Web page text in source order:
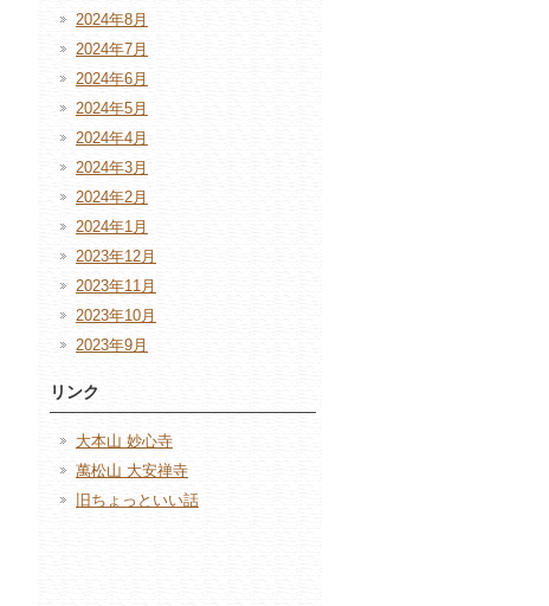
2024年8月
2024年7月
2024年6月
2024年5月
2024年4月
2024年3月
2024年2月
2024年1月
2023年12月
2023年11月
2023年10月
2023年9月
リンク
大本山 妙心寺
萬松山 大安禅寺
旧ちょっといい話